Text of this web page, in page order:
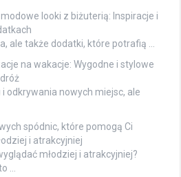
looki z biżuterią: Inspiracje i
ale także dodatki, które potrafią …
na wakacje: Wygodne i stylowe
odkrywania nowych miejsc, ale
spódnic, które pomogą Ci
i atrakcyjniej
młodziej i atrakcyjniej?
…